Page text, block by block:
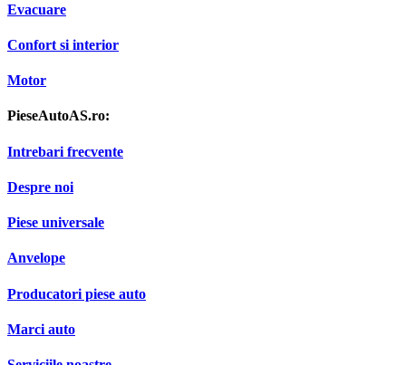
Evacuare
Confort si interior
Motor
PieseAutoAS.ro:
Intrebari frecvente
Despre noi
Piese universale
Anvelope
Producatori piese auto
Marci auto